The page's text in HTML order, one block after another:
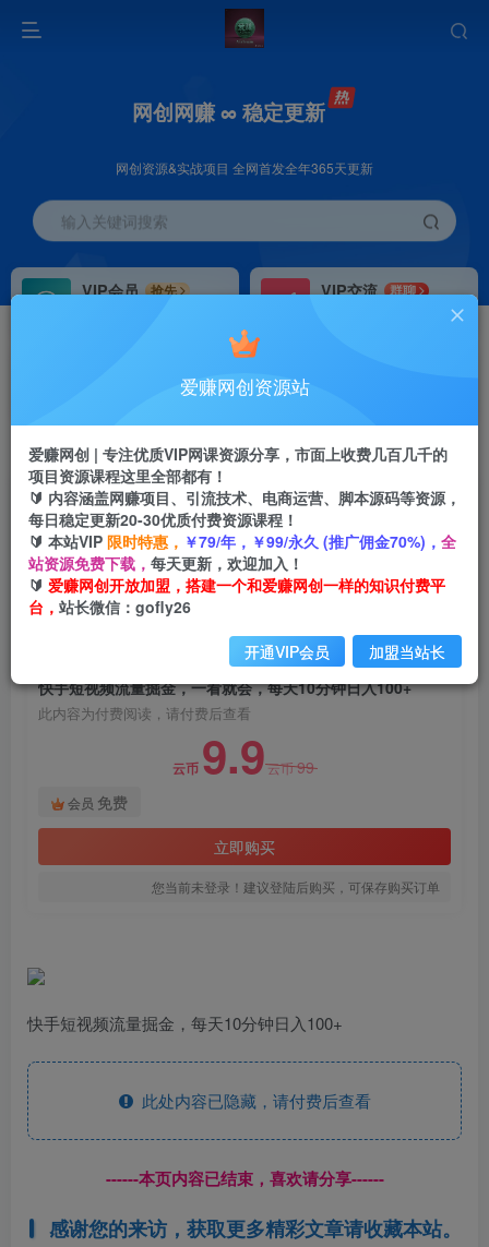
网创网赚 ∞ 稳定更新
网创资源&实战项目 全网首发全年365天更新
输入关键词搜索
VIP会员
抢先
VIP交流
群聊
研究探讨更多创业项目路子。
会员专属推广链接
首页 创业课程 VIP免费 正文
快手短视频流量掘金，一看就会，每天10分钟日入
100+
爱赚网创
2年前发布
关注 私信
快手短视频流量掘金，一看就会，每天10分钟日入100+
此内容为付费阅读，请付费后查看
云币 9.9云币99
会员 免费
立即购买
您当前未登录！建议登陆后购买，可保存购买订单
快手短视频流量掘金，每天10分钟日入100+
此处内容已隐藏，请付费后查看
------本页内容已结束，喜欢请分享------
感谢您的来访，获取更多精彩文章请收藏本站。
爱赚网创资源站
爱赚网创 | 专注优质VIP网课资源分享，市面上收费几百几千的
项目资源课程这里全部都有！
🔰 内容涵盖网赚项目、引流技术、电商运营、脚本源码等资源，
每日稳定更新20-30优质付费资源课程！
🔰 本站VIP 限时特惠， ￥79/年，￥99/永久 (推广佣金70%)， 全
站资源免费下载， 每天更新，欢迎加入！
🔰 爱赚网创开放加盟，搭建一个和爱赚网创一样的知识付费平
台， 站长微信：gofly26
开通VIP会员 加盟当站长